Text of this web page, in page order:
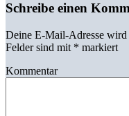
Schreibe einen
Deine E-Mail-Adresse
Felder sind mit * markiert
Kommentar